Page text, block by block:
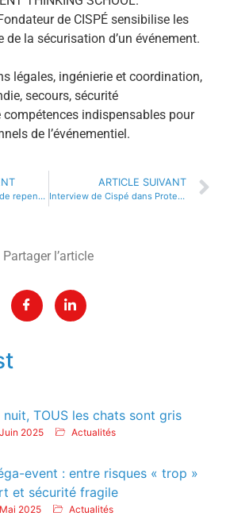
de CISPÉ sensibilise les
de la sécurisation d’un événement.
légales, ingénierie et coordination,
secours, sécurité
indispensables pour
de l’événementiel.
Covid-19 : l’occasion de repenser la sécurité globale des événements et des sites
ARTICLE SUIVANT
Interview de Cispé dans Protection Sécurité Magazine !
Partager l’article
nuit, TOUS les chats sont gris
2025 Actualités
event : entre risques « trop »
et sécurité fragile
2025 Actualités